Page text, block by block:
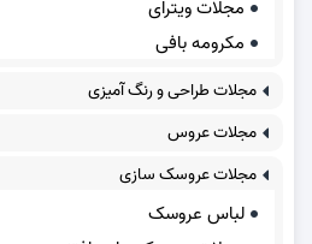
مجلات ویترای
مکرومه بافی
مجلات طراحی و رنگ آمیزی
مجلات عروس
مجلات عروسک سازی
لباس عروسک